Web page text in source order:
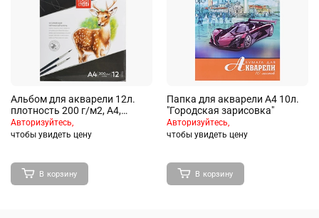
Альбом для акварели 12л.
плотность 200 г/м2, А4,
склейка
Авторизуйтесь,
чтобы увидеть цену
В корзину
Папка для акварели А4 10л.
"Городская зарисовка"
Авторизуйтесь,
чтобы увидеть цену
В корзину